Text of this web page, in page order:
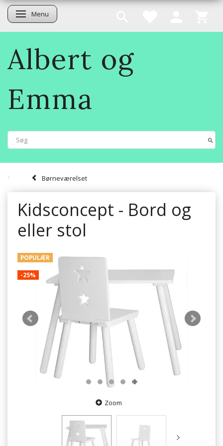
Skifte navigation
Menu
Albert og
Emma
Børneværelset
Kidsconcept - Bord og
eller stol
POPULÆR
-25%
Zoom